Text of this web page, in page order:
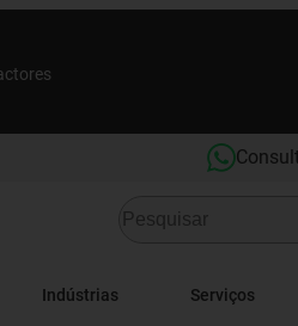
Indústrias Serviços